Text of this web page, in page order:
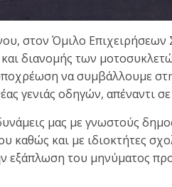
στον Όμιλο Επιχειρήσεων
διανομής των
να συμβάλλουμε
γενιάς οδηγών, απέναντι
μας με γνωστούς
καθώς και με ιδιοκτήτες
εξάπλωση του μηνύματος